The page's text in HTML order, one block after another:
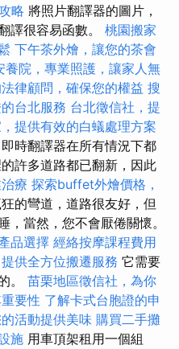
略 將照片翻譯器的圖片，
譯很容易函數。 桃園搬家
下午茶外燴，讓您的茶會
養院，專業照護，讓家人無
律顧問，確保您的權益 搜
台北服務 台北徵信社，提
提供有效的白蟻處理方案
即時翻譯器在所有情況下都
許多道路都已翻新，因此
療 探索buffet外燴價格，
的彎道，道路很友好，但
，當然，您不會厭倦關懷。
品選擇 經絡按摩課程費用
供全方位搬遷服務 它需要
。 苗栗地區徵信社，為你
要性 了解卡式台胞證的申
活動提供美味 購買二手攤
施 用車頂架租用一個組